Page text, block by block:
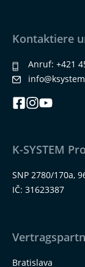
Kontaktiere
Anruf: +421
K-SYSTEM
SNP 2780/170a,
IČ: 31623387
Bratislava